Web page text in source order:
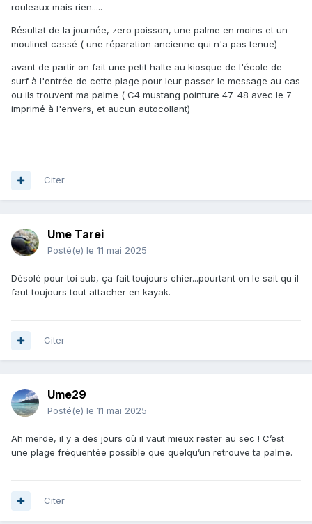
rouleaux mais rien.....
Résultat de la journée, zero poisson, une palme en moins et un
moulinet cassé ( une réparation ancienne qui n'a pas tenue)
avant de partir on fait une petit halte au kiosque de l'école de
surf à l'entrée de cette plage pour leur passer le message au cas
ou ils trouvent ma palme ( C4 mustang pointure 47-48 avec le 7
imprimé à l'envers, et aucun autocollant)
Citer
Ume Tarei
Posté(e) le 11 mai 2025
Désolé pour toi sub, ça fait toujours chier...pourtant on le sait qu il
faut toujours tout attacher en kayak.
Citer
Ume29
Posté(e) le 11 mai 2025
Ah merde, il y a des jours où il vaut mieux rester au sec ! C’est
une plage fréquentée possible que quelqu’un retrouve ta palme.
Citer